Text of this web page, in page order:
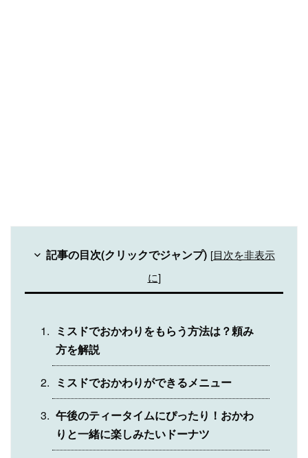
記事の目次(クリックでジャンプ) [目次を非表示
に]
ミスドでおかわりをもらう方法は？頼み
方を解説
ミスドでおかわりができるメニュー
午後のティータイムにぴったり！おかわ
りと一緒に楽しみたいドーナツ